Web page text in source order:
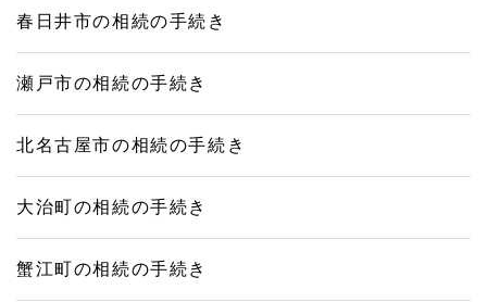
春日井市の相続の手続き
瀬戸市の相続の手続き
北名古屋市の相続の手続き
大治町の相続の手続き
蟹江町の相続の手続き